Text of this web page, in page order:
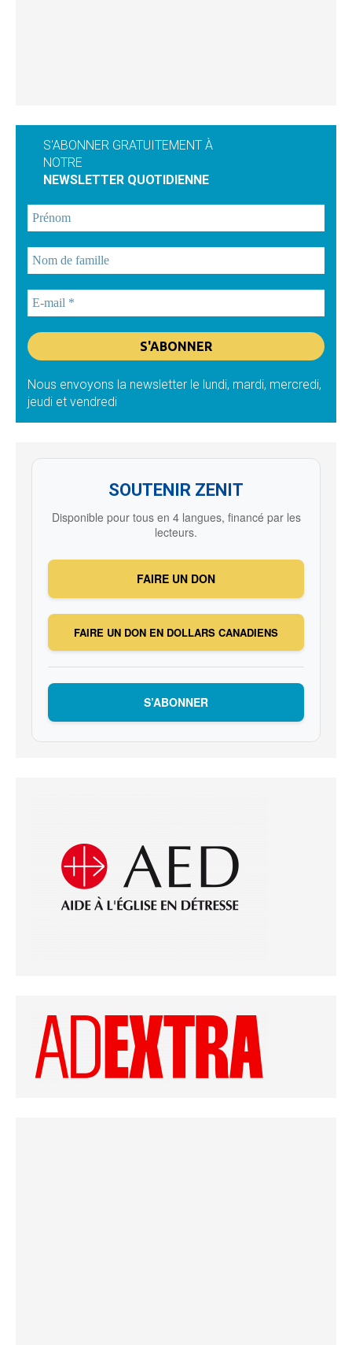
S'ABONNER GRATUITEMENT À
NOTRE
NEWSLETTER QUOTIDIENNE
Nous envoyons la newsletter le lundi, mardi, mercredi,
jeudi et vendredi
SOUTENIR ZENIT
Disponible pour tous en 4 langues, financé par les
lecteurs.
FAIRE UN DON
FAIRE UN DON EN DOLLARS CANADIENS
S’ABONNER